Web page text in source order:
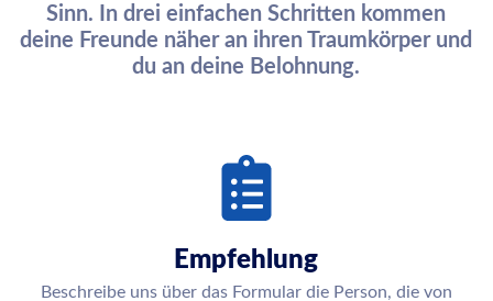
Sinn. In drei einfachen Schritten kommen
deine Freunde näher an ihren Traumkörper und
du an deine Belohnung.
Empfehlung
Beschreibe uns über das Formular die Person, die von